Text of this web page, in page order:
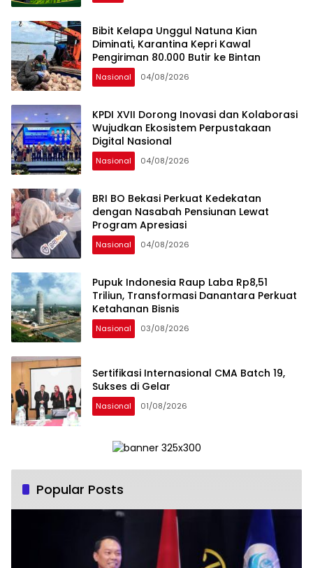
Bibit Kelapa Unggul Natuna Kian
Diminati, Karantina Kepri Kawal
Pengiriman 80.000 Butir ke Bintan
Nasional 04/08/2026
KPDI XVII Dorong Inovasi dan Kolaborasi
Wujudkan Ekosistem Perpustakaan
Digital Nasional
Nasional 04/08/2026
BRI BO Bekasi Perkuat Kedekatan
dengan Nasabah Pensiunan Lewat
Program Apresiasi
Nasional 04/08/2026
Pupuk Indonesia Raup Laba Rp8,51
Triliun, Transformasi Danantara Perkuat
Ketahanan Bisnis
Nasional 03/08/2026
Sertifikasi Internasional CMA Batch 19,
Sukses di Gelar
Nasional 01/08/2026
Popular Posts